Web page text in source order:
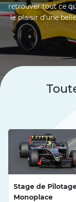
retrouver tout ce
le plaisir d’une
et l’intensité d’un
des GT
et des stages
Roussillon. Entre
urbains de
prend
Stage de
Monoplace